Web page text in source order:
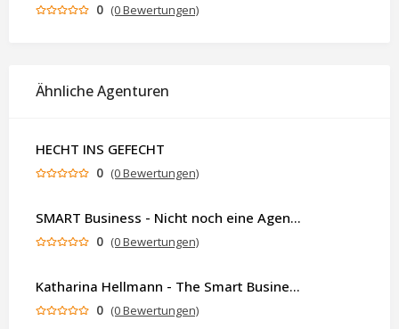
0 (0 Bewertungen)
Ähnliche Agenturen
HECHT INS GEFECHT
0 (0 Bewertungen)
SMART Business - Nicht noch eine Agentur. Sondern ein Partner, der dein Business als Ganzes denkt.
0 (0 Bewertungen)
Katharina Hellmann - The Smart Business Coach
0 (0 Bewertungen)